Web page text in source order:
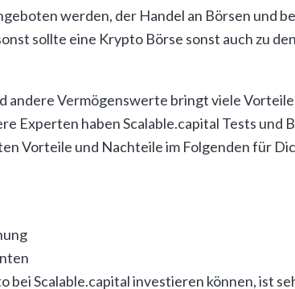
werden, der Handel an Börsen und
sollte eine Krypto Börse sonst auch zu
Vermögenswerte bringt viele
Experten haben Scalable.capital Tests und
Vorteile und Nachteile im Folgenden für
Scalable.capital investieren können, ist